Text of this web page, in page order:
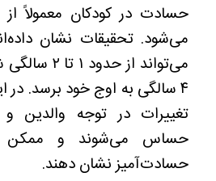
حسادت در کودکان معمولاً
می‌شود. تحقیقات نشان
۴ سالگی به اوج خود برسد. در
تغییرات در توجه والدین
حساس می‌شوند و ممکن
حسادت‌آمیز نشان دهند.